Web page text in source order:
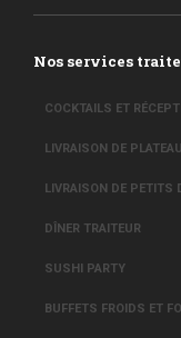
Nos services
COCKTAILS ET
LIVRAISON DE
LIVRAISON DE PETITS
DÎNER TRAITEUR
SUSHI PARTY
BUFFETS FROIDS ET